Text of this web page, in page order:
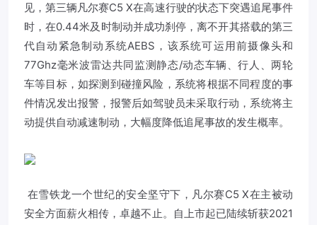
见，第三辆凡尔赛C5 X在高速行驶的状态下突遇追尾事件
时，在0.44米及时制动并成功刹停，离不开其搭载的第三
代自动紧急制动系统AEBS，该系统可运用前摄像头和
77Ghz毫米波雷达共同监测静态/动态车辆、行人、两轮
车等目标，如探测到碰撞风险，系统将根据不同程度的事
件情况发出报警，报警后如驾驶员未采取行动，系统将主
动提供自动减速制动，大幅度降低追尾事故的发生概率。
在雪铁龙一个世纪的安全坚守下，凡尔赛C5 X在主被动
安全方面薪火相传，卓越不止。自上市起已陆续斩获2021